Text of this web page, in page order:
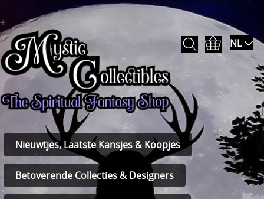
NL
Nieuwtjes, Laatste Kansjes & Koopjes
Betoverende Collecties & Designers